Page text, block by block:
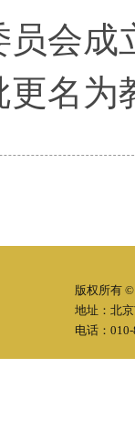
会成
更名
版权所有
地址：北
电话：